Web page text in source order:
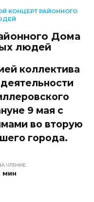
КОНЦЕРТ РАЙОННОГО
Дома
людей
коллектива
9 мая с
во вторую
города.
ЧТЕНИЕ
мин